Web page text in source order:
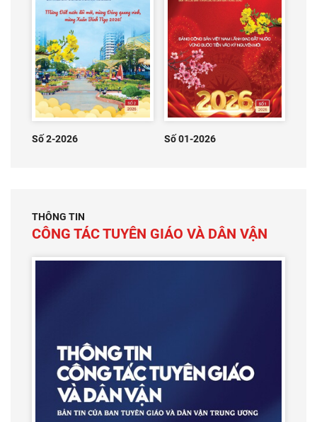
Số 2-2026 Số 01-2026
THÔNG TIN
CÔNG TÁC TUYÊN GIÁO VÀ DÂN VẬN